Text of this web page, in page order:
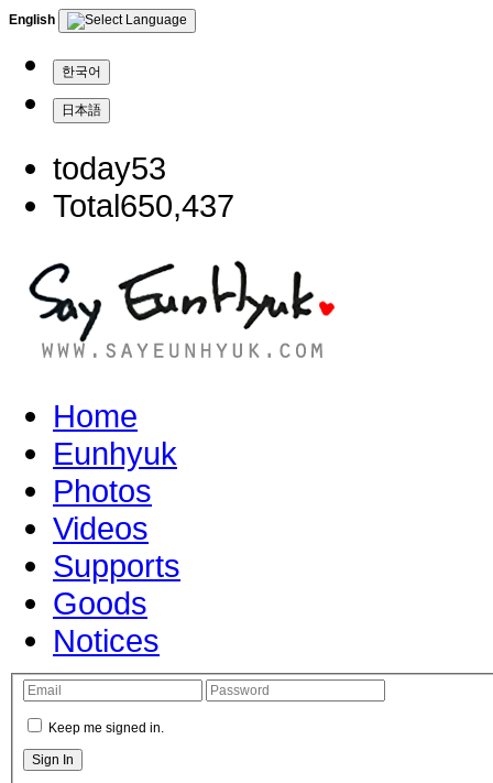
English
한국어
日本語
today53
Total650,437
Home
Eunhyuk
Photos
Videos
Supports
Goods
Notices
Keep me signed in.